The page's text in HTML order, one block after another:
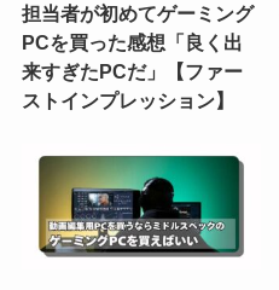
担当者が初めてゲーミング
PCを買った感想「良く出
来すぎたPCだ」【ファー
ストインプレッション】